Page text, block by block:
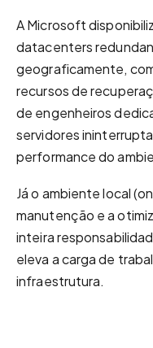
A Microsoft
datacenters
geograficamente,
recursos de
de engenheiros
servidores
performance do
Já o ambiente local
manutenção e a
inteira
eleva a carga de
infraestrutura.